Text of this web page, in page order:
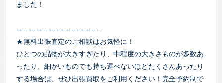
ました！
----------------------------------
★無料出張査定のご相談はお気軽に！
ひとつの品物が大きすぎたり、中程度の大きさものが多数あ
ったり、細かいものでも持ち運べないほどたくさんあったり
する場合は、ぜひ出張買取をご利用ください！完全予約制で